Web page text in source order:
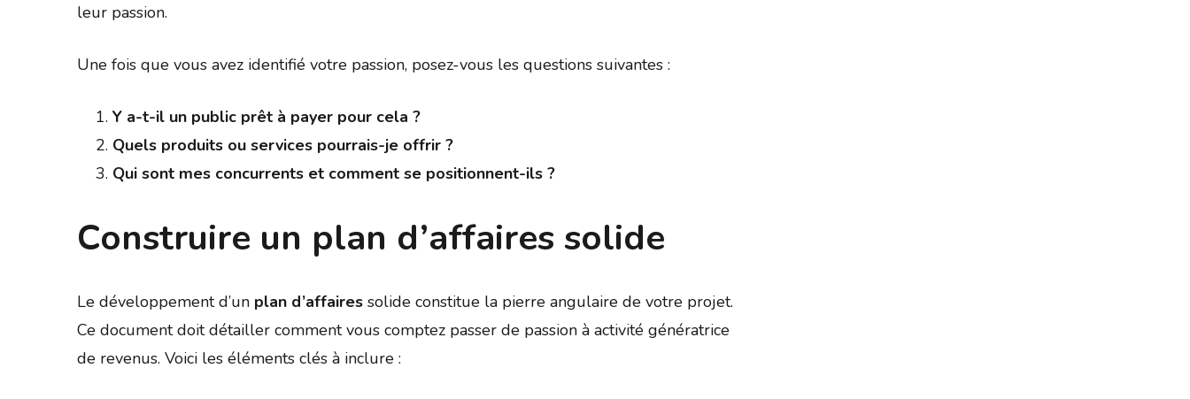
leur passion.
Une fois que vous avez identifié votre passion, posez-vous les questions suivantes :
Y a-t-il un public prêt à payer pour cela ?
Quels produits ou services pourrais-je offrir ?
Qui sont mes concurrents et comment se positionnent-ils ?
Construire un plan d’affaires solide
Le développement d’un plan d’affaires solide constitue la pierre angulaire de votre projet.
Ce document doit détailler comment vous comptez passer de passion à activité génératrice
de revenus. Voici les éléments clés à inclure :